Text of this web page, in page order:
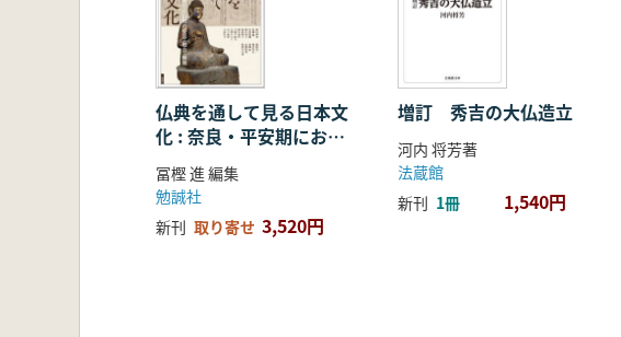
仏典を通して見る日本文
化 : 奈良・平安期におけ
る仏教の受容・融合・展
開
冨樫 進 編集
勉誠社
新刊 取り寄せ 3,520円
増訂 秀吉の大仏造立
河内 将芳著
法蔵館
新刊 1冊 1,540円